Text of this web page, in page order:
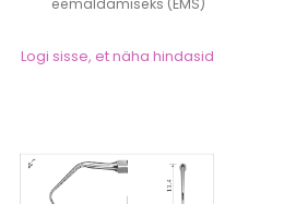
eemaldamiseks (EMS)
Logi sisse, et näha hindasid